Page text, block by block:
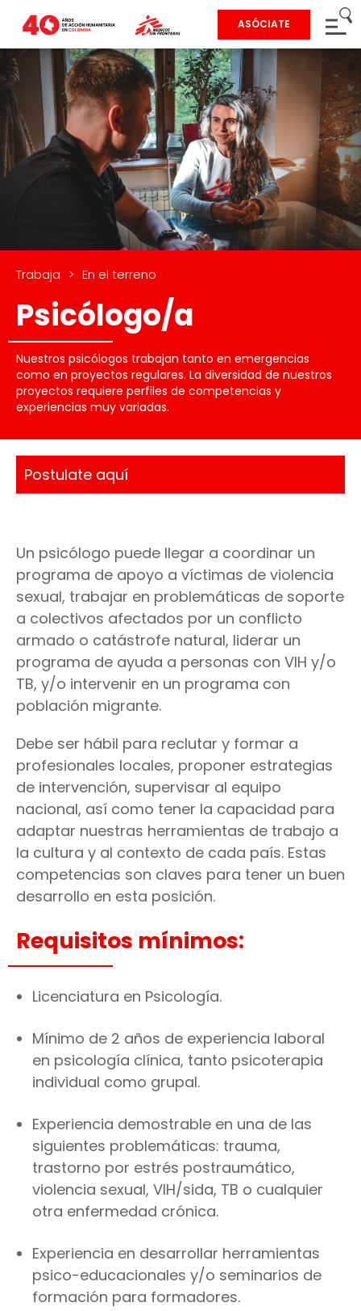
ASÓCIATE
Trabaja > En el terreno
Psicólogo/a
Nuestros psicólogos trabajan tanto en emergencias
como en proyectos regulares. La diversidad de nuestros
proyectos requiere perfiles de competencias y
experiencias muy variadas.
Postulate aquí
Un psicólogo puede llegar a coordinar un
programa de apoyo a víctimas de violencia
sexual, trabajar en problemáticas de soporte
a colectivos afectados por un conflicto
armado o catástrofe natural, liderar un
programa de ayuda a personas con VIH y/o
TB, y/o intervenir en un programa con
población migrante.
Debe ser hábil para reclutar y formar a
profesionales locales, proponer estrategias
de intervención, supervisar al equipo
nacional, así como tener la capacidad para
adaptar nuestras herramientas de trabajo a
la cultura y al contexto de cada país. Estas
competencias son claves para tener un buen
desarrollo en esta posición.
Requisitos mínimos:
Licenciatura en Psicología.
Mínimo de 2 años de experiencia laboral
en psicología clínica, tanto psicoterapia
individual como grupal.
Experiencia demostrable en una de las
siguientes problemáticas: trauma,
trastorno por estrés postraumático,
violencia sexual, VIH/sida, TB o cualquier
otra enfermedad crónica.
Experiencia en desarrollar herramientas
psico-educacionales y/o seminarios de
formación para formadores.